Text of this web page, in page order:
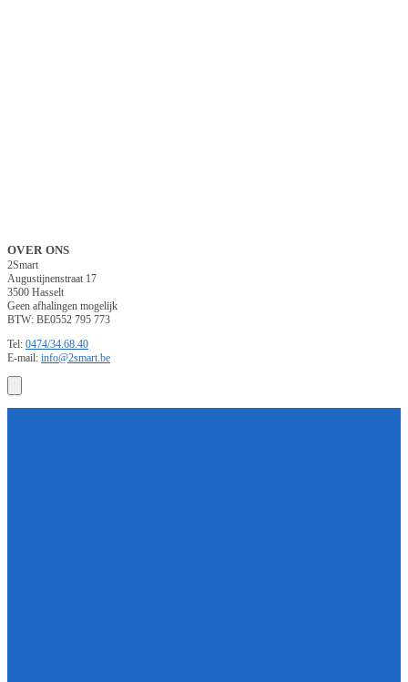
OVER ONS
2Smart
Augustijnenstraat 17
3500 Hasselt
Geen afhalingen mogelijk
BTW: BE0552 795 773
Tel: 0474/34.68.40
E-mail: info@2smart.be